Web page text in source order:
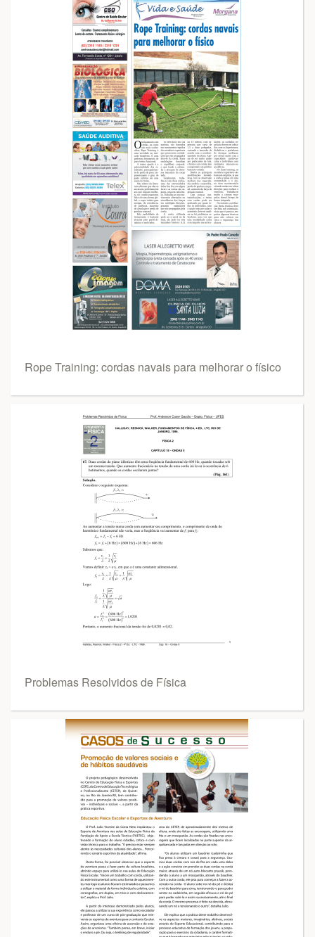
Rope Training: cordas navais para melhorar o físico
Problemas Resolvidos de Física